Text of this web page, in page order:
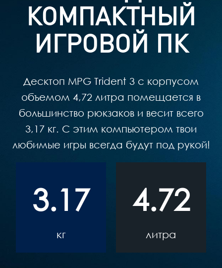
КОМПАКТНЫЙ
ИГРОВОЙ ПК
Десктоп MPG Trident 3 с корпусом
объемом 4,72 литра помещается в
большинство рюкзаков и весит всего
3,17 кг. С этим компьютером твои
любимые игры всегда будут под рукой!
3.17
кг
4.72
литра